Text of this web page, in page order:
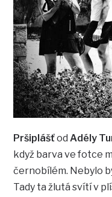
PršiplášťodAdély
když barva ve fotce
černobílém. Nebylo
Tady ta žlutá svítí v